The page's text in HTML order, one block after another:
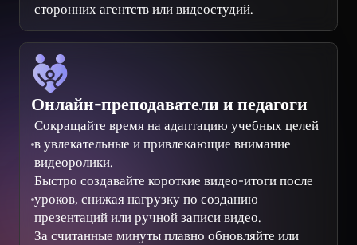
сторонних агентств или видеостудий.
Онлайн-преподаватели и педагоги
Сокращайте время на адаптацию учебных целей
в увлекательные и привлекающие внимание
видеоролики.
Быстро создавайте короткие видео-итоги после
уроков, снижая нагрузку по созданию
презентаций или ручной записи видео.
За считанные минуты плавно обновляйте или